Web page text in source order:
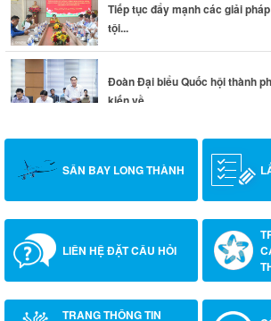
Tiếp tục đẩy mạnh các giải
tội...
Đoàn Đại biểu Quốc hội thành
kiến về...
SÂN BAY LONG THÀNH
LIÊN HỆ ĐẶT CÂU HỎI
TRANG THÔNG TIN